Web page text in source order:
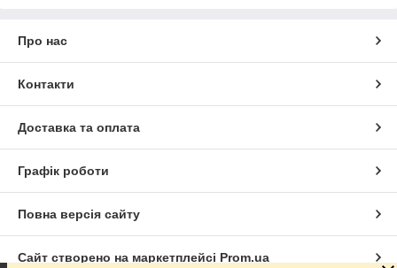
Про нас
Контакти
Доставка та оплата
Графік роботи
Повна версія сайту
Сайт створено на маркетплейсі Prom.ua